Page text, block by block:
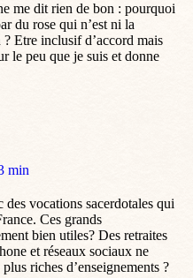
me dit rien de bon : pourquoi
du rose qui n’est ni la
Etre inclusif d’accord mais
le peu que je suis et donne
min
des vocations sacerdotales qui
Ces grands
bien utiles? Des retraites
et réseaux sociaux ne
riches d’enseignements ?